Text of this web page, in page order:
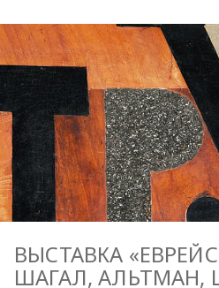
ВЫСТАВКА
ШАГАЛ, АЛЬТМАН,